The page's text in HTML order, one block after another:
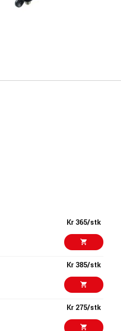
Kr 365/stk
Kr 385/stk
Kr 275/stk